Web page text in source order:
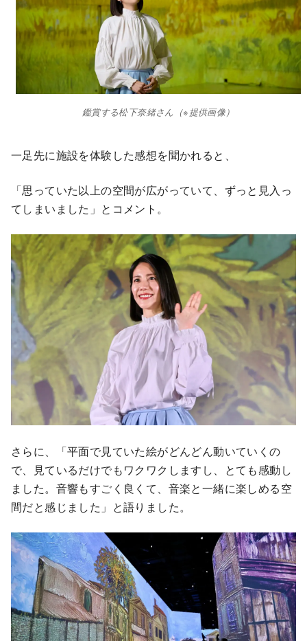
鑑賞する松下奈緒さん（※提供画像）
一足先に施設を体験した感想を聞かれると、
「思っていた以上の空間が広がっていて、ずっと見入っ
てしまいました」とコメント。
さらに、「平面で見ていた絵がどんどん動いていくの
で、見ているだけでもワクワクしますし、とても感動し
ました。音響もすごく良くて、音楽と一緒に楽しめる空
間だと感じました」と語りました。